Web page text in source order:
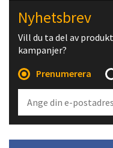
Nyhetsbrev
Vill du ta del av
kampanjer?
Prenumerera